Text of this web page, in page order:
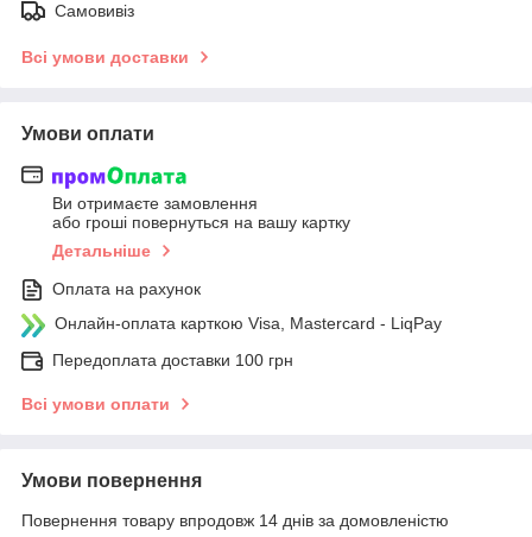
Самовивіз
Всі умови доставки
Умови оплати
Ви отримаєте замовлення
або гроші повернуться на вашу картку
Детальніше
Оплата на рахунок
Онлайн-оплата карткою Visa, Mastercard - LiqPay
Передоплата доставки 100 грн
Всі умови оплати
Умови повернення
Повернення товару впродовж 14 днів за домовленістю